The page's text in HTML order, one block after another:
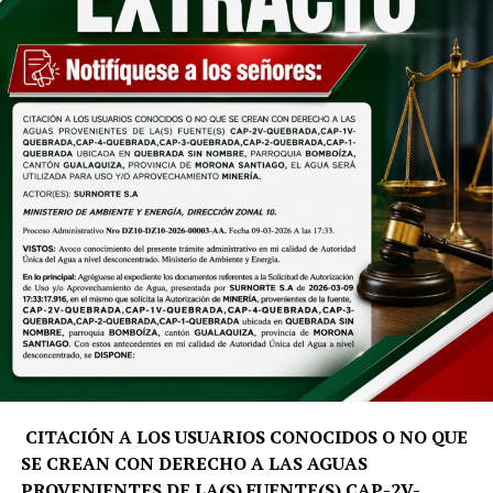
basado en retos y trabajo de campo. La primera edición
demostró el alcance del proyecto al convocar a
participantes de Costa Rica, Perú y Argentina. En esta
nueva edición se incorporan talentos de disciplinas
como turismo, biología, economía y planificación
estratégica, quienes emplearán herramientas digitales y
análisis de datos para atender las necesidades
prioritarias del territorio.
«El Summer School nace como un programa académico
con propósito. No buscamos únicamente generar
investigación, sino trabajar directamente en el
territorio, analizar sus desafíos y aportar soluciones que
fortalezcan la toma de decisiones y el desarrollo
sostenible de Galápagos», señala David Santiago Salinas
Aleaga, docente e investigador de la carrera de Turismo
de la UTPL.
La metodología del programa inicia con una fase de
CITACIÓN A LOS USUARIOS CONOCIDOS O NO QUE
SE CREAN CON DERECHO A LAS AGUAS